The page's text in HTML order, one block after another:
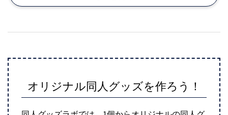
オリジナル同人グッズを作ろう！